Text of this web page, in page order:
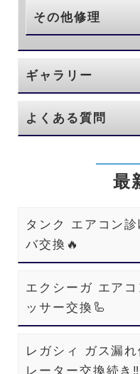
その他修理
ギャラリー
よくある質問
最
タンク エアコン
バ交換🔥
エクシーガ エア
ッサー交換🦾
レガシィ ガス漏
レーター交換続き‼️